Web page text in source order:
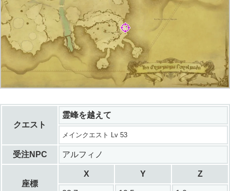
クエスト
霊峰を越えて
メインクエスト Lv 53
受注NPC アルフィノ
座標
X Y Z